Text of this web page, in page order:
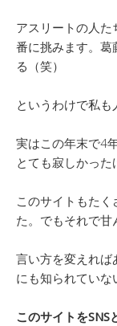
アスリートの人
番に挑みます。葛
る（笑）
というわけで私も
実はこの年末で4
とても寂しかった
このサイトもたく
た。でもそれで甘
言い方を変えれば
にも知られていな
このサイトを